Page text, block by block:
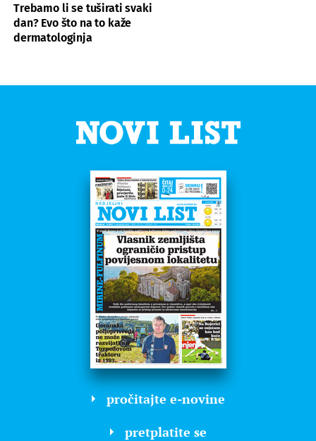
Trebamo li se tuširati svaki
dan? Evo što na to kaže
dermatologinja
pročitajte e-novine
pretplatite se